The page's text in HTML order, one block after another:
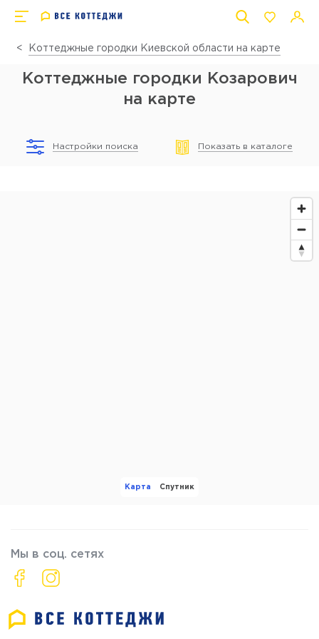
Коттеджные городки Киевской области на карте
Коттеджные городки Козарович
на карте
Настройки поиска Показать в каталоге
Карта Спутник
Мы в соц. сетях